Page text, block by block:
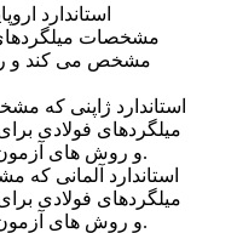
مشخصات میلگردهای
مشخص می کند
میلگردهای فولادی
و روش های
شود.
میلگردهای فولادی
و روش های شود.